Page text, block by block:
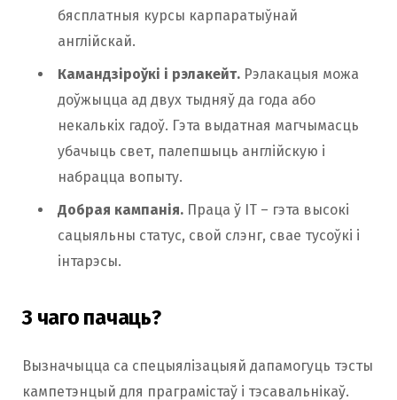
бясплатныя курсы карпаратыўнай
англійскай.
Камандзіроўкі і рэлакейт. Рэлакацыя можа
доўжыцца ад двух тыдняў да года або
некалькіх гадоў. Гэта выдатная магчымасць
убачыць свет, палепшыць англійскую і
набрацца вопыту.
Добрая кампанія. Праца ў IT – гэта высокі
сацыяльны статус, свой слэнг, свае тусоўкі і
інтарэсы.
З чаго пачаць?
Вызначыцца са спецыялізацыяй дапамогуць тэсты
кампетэнцый для праграмістаў і тэсавальнікаў.